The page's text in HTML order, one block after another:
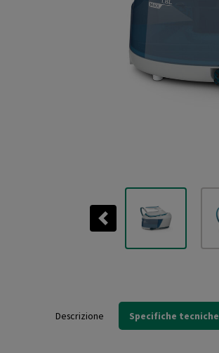
Previous
Descrizione Specifiche tecniche